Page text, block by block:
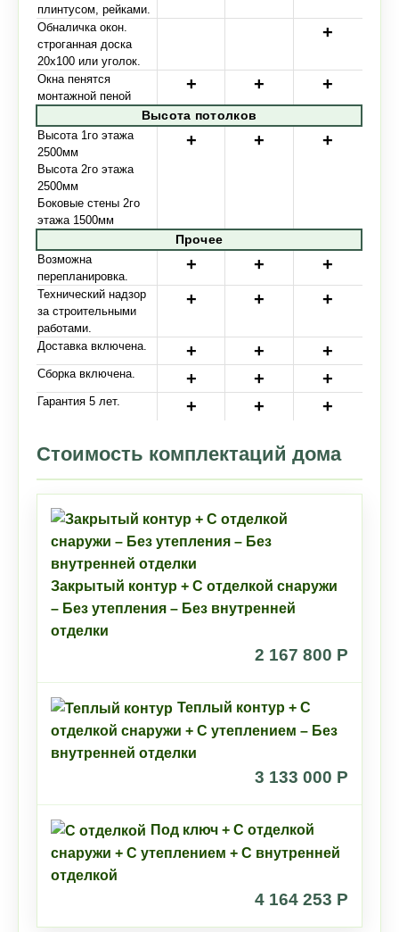
плинтусом, рейками.
Обналичка окон.
строганная доска
20х100 или уголок.
Окна пенятся
монтажной пеной
Высота потолков
Высота 1го этажа
2500мм
Высота 2го этажа
2500мм
Боковые стены 2го
этажа 1500мм
Прочее
Возможна
перепланировка.
Технический надзор
за строительными
работами.
Доставка включена.
Сборка включена.
Гарантия 5 лет.
Стоимость комплектаций дома
Закрытый контур + С отделкой снаружи
– Без утепления – Без внутренней
отделки
2 167 800 P
Теплый контур + С
отделкой снаружи + С утеплением – Без
внутренней отделки
3 133 000 P
Под ключ + С отделкой
снаружи + С утеплением + С внутренней
отделкой
4 164 253 P